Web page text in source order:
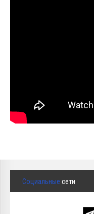
Социальные сети